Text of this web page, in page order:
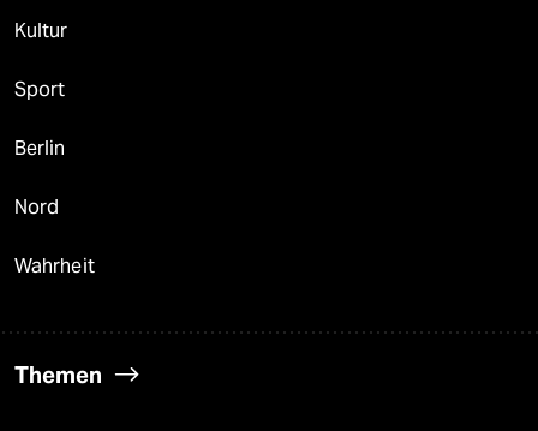
Kultur
Sport
Berlin
Nord
Wahrheit
Themen